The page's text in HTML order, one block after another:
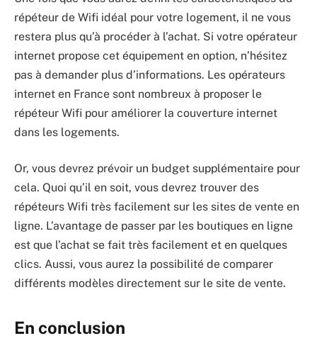
répéteur de Wifi idéal pour votre logement, il ne vous
restera plus qu’à procéder à l’achat. Si votre opérateur
internet propose cet équipement en option, n’hésitez
pas à demander plus d’informations. Les opérateurs
internet en France sont nombreux à proposer le
répéteur Wifi pour améliorer la couverture internet
dans les logements.
Or, vous devrez prévoir un budget supplémentaire pour
cela. Quoi qu’il en soit, vous devrez trouver des
répéteurs Wifi très facilement sur les sites de vente en
ligne. L’avantage de passer par les boutiques en ligne
est que l’achat se fait très facilement et en quelques
clics. Aussi, vous aurez la possibilité de comparer
différents modèles directement sur le site de vente.
En conclusion